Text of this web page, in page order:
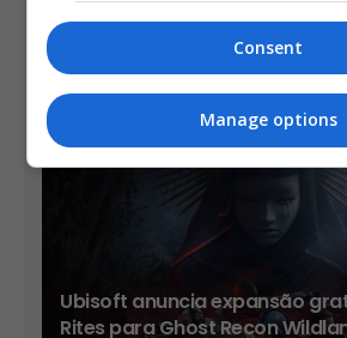
Trailer mostra novos chefes e
Onimusha: Way of the Sword
OS 10 HOURS AGO
Ubisoft anuncia expansão
Rites para Ghost Recon
Consent
Manage options